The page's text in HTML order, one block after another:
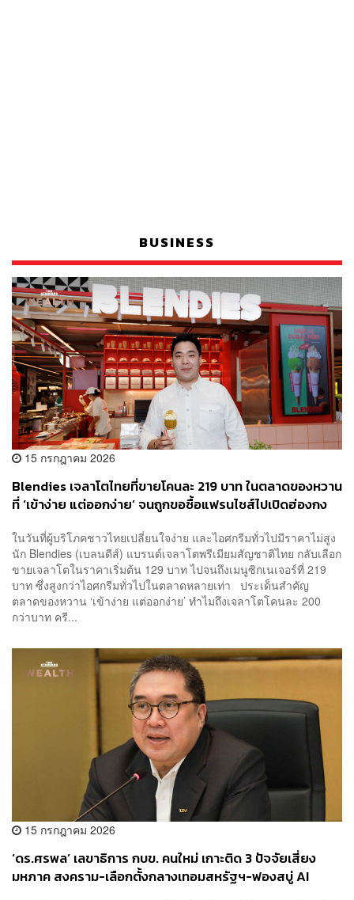
BUSINESS
15 กรกฎาคม 2026
Blendies เจลาโตไทยที่ขายโคนละ 219 บาท ในตลาดของหวาน
ที่ ‘เข้าง่าย แต่ออกง่าย’ จนถูกขอซื้อแฟรนไชส์ไปเปิดฮ่องกง
ในวันที่ผู้บริโภคชาวไทยเปลี่ยนใจง่าย และไอศกรีมทั่วไปมีราคาไม่สูง
นัก Blendies (เบลนดีส์) แบรนด์เจลาโตพรีเมียมสัญชาติไทย กลับเลือก
ขายเจลาโตในราคาเริ่มต้น 129 บาท ไปจนถึงเมนูซิกเนเจอร์ที่ 219
บาท ซึ่งสูงกว่าไอศกรีมทั่วไปในตลาดหลายเท่า ประเด็นสำคัญ
ตลาดของหวาน ‘เข้าง่าย แต่ออกง่าย’ ทำไมถึงเจลาโตโคนละ 200
กว่าบาท ครี...
15 กรกฎาคม 2026
‘ดร.ศรพล’ เลขาธิการ กบข. คนใหม่ เกาะติด 3 ปัจจัยเสี่ยง
มหภาค สงคราม-เลือกตั้งกลางเทอมสหรัฐฯ-ฟองสบู่ AI